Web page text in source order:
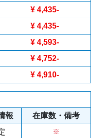
¥ 4,435-
¥ 4,435-
¥ 4,593-
¥ 4,752-
¥ 4,910-
報
在庫数・備考
※